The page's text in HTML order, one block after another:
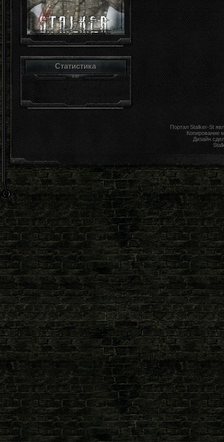
Статистика
Портал Stalker-St
Копирование
Дизайн